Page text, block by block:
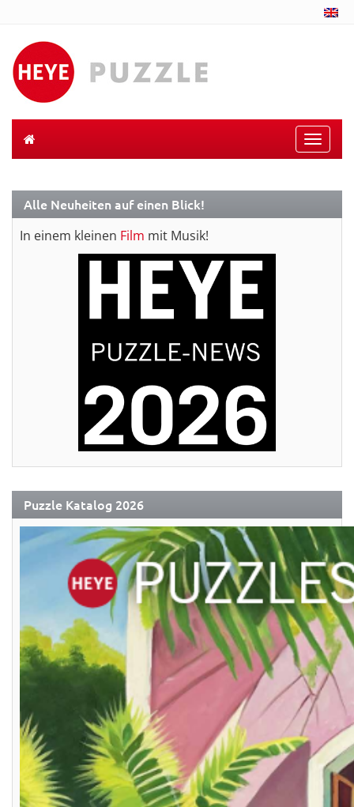
Toggle
Alle Neuheiten auf einen Blick!
In einem kleinen Film mit Musik!
Puzzle Katalog 2026